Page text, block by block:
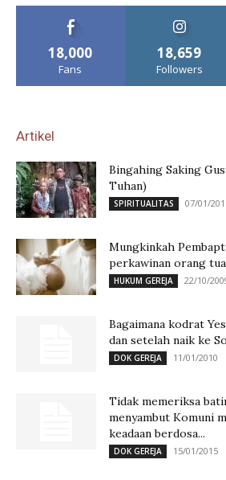
18,000
Fans
18,659
Followers
Artikel
Bingahing Saking
Tuhan)
SPIRITUALITAS 07/01/
Mungkinkah
perkawinan orang
HUKUM GEREJA 22/10/
Bagaimana kodrat
dan setelah naik ke
DOK GEREJA 11/01/2010
Tidak memeriksa
menyambut Komuni
keadaan berdosa...
DOK GEREJA 15/01/2015